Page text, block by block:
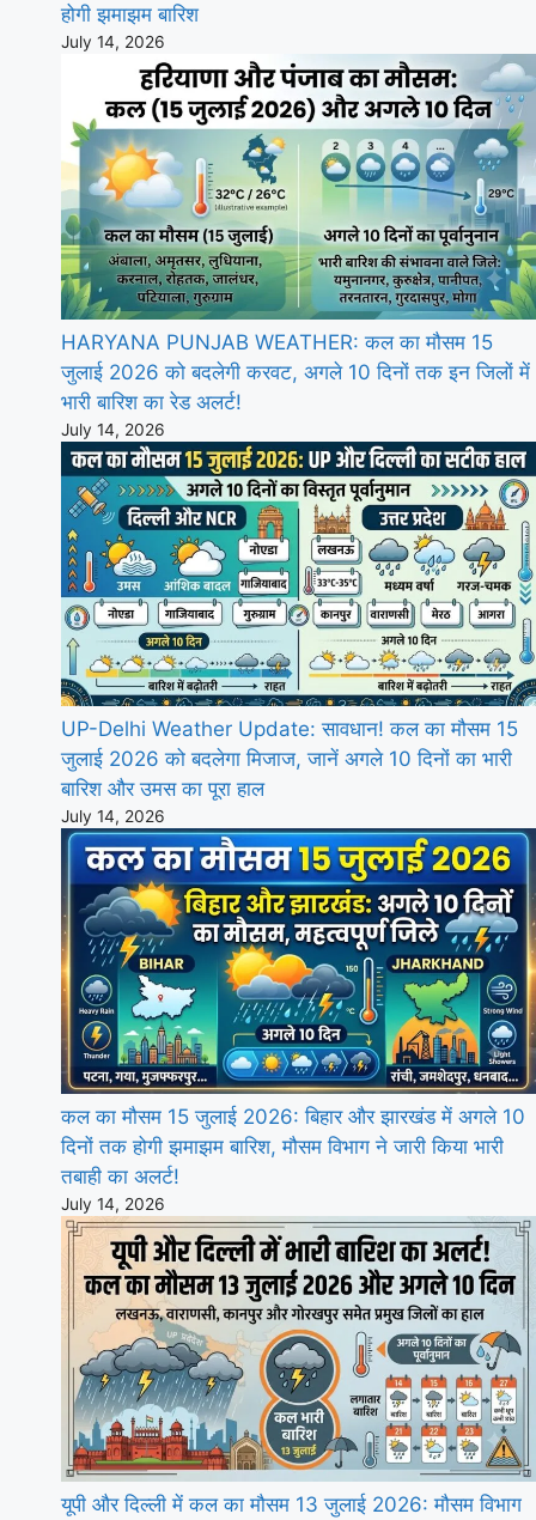
होगी झमाझम बारिश
July 14, 2026
HARYANA PUNJAB WEATHER: कल का मौसम 15
जुलाई 2026 को बदलेगी करवट, अगले 10 दिनों तक इन जिलों में
भारी बारिश का रेड अलर्ट!
July 14, 2026
UP-Delhi Weather Update: सावधान! कल का मौसम 15
जुलाई 2026 को बदलेगा मिजाज, जानें अगले 10 दिनों का भारी
बारिश और उमस का पूरा हाल
July 14, 2026
कल का मौसम 15 जुलाई 2026: बिहार और झारखंड में अगले 10
दिनों तक होगी झमाझम बारिश, मौसम विभाग ने जारी किया भारी
तबाही का अलर्ट!
July 14, 2026
यूपी और दिल्ली में कल का मौसम 13 जुलाई 2026: मौसम विभाग